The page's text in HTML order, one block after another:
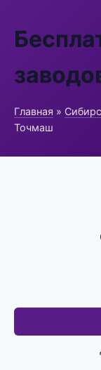
Главная »
Точмаш